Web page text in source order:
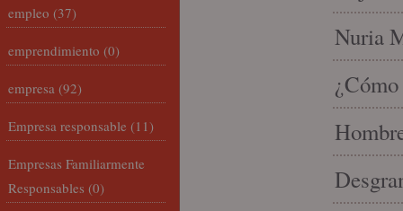
Nuria
empleo (37)
emprendimiento (0)
empresa (92)
Empresa responsable (11)
Empresas Familiarmente
Responsables (0)